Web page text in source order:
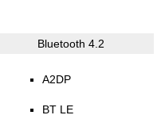
Bluetooth 4.2
A2DP
BT LE